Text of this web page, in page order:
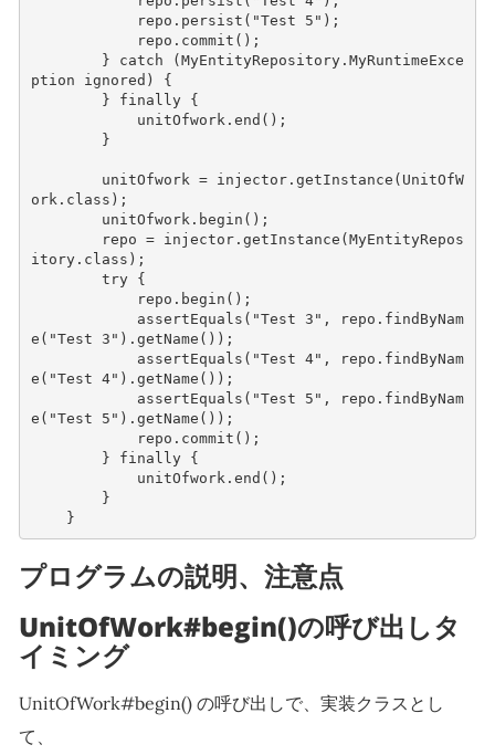
repo . persist ( "Test 5" );
repo . commit ();
}
catch (MyEntityRepository. MyRuntimeExce
ption
ignored )
{
}
finally
{
unitOfwork . end ();
}
unitOfwork = injector. getInstance ( UnitOfW
ork . class );
unitOfwork . begin ();
repo = injector. getInstance (MyEntityRepos
itory. class );
try
{
repo . begin ();
assertEquals ( "Test 3" , repo . findByNam
e ( "Test 3" ). getName ());
assertEquals ( "Test 4" , repo . findByNam
e ( "Test 4" ). getName ());
assertEquals ( "Test 5" , repo . findByNam
e ( "Test 5" ). getName ());
repo . commit ();
}
finally
{
unitOfwork . end ();
}
}
プログラムの説明、注意点
UnitOfWork#begin()の呼び出しタ
イミング
UnitOfWork#begin() の呼び出しで、実装クラスとし
て、